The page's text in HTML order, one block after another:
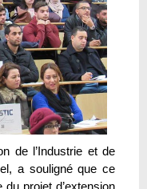
de l’Industrie et de
a souligné que ce
projet d’extension